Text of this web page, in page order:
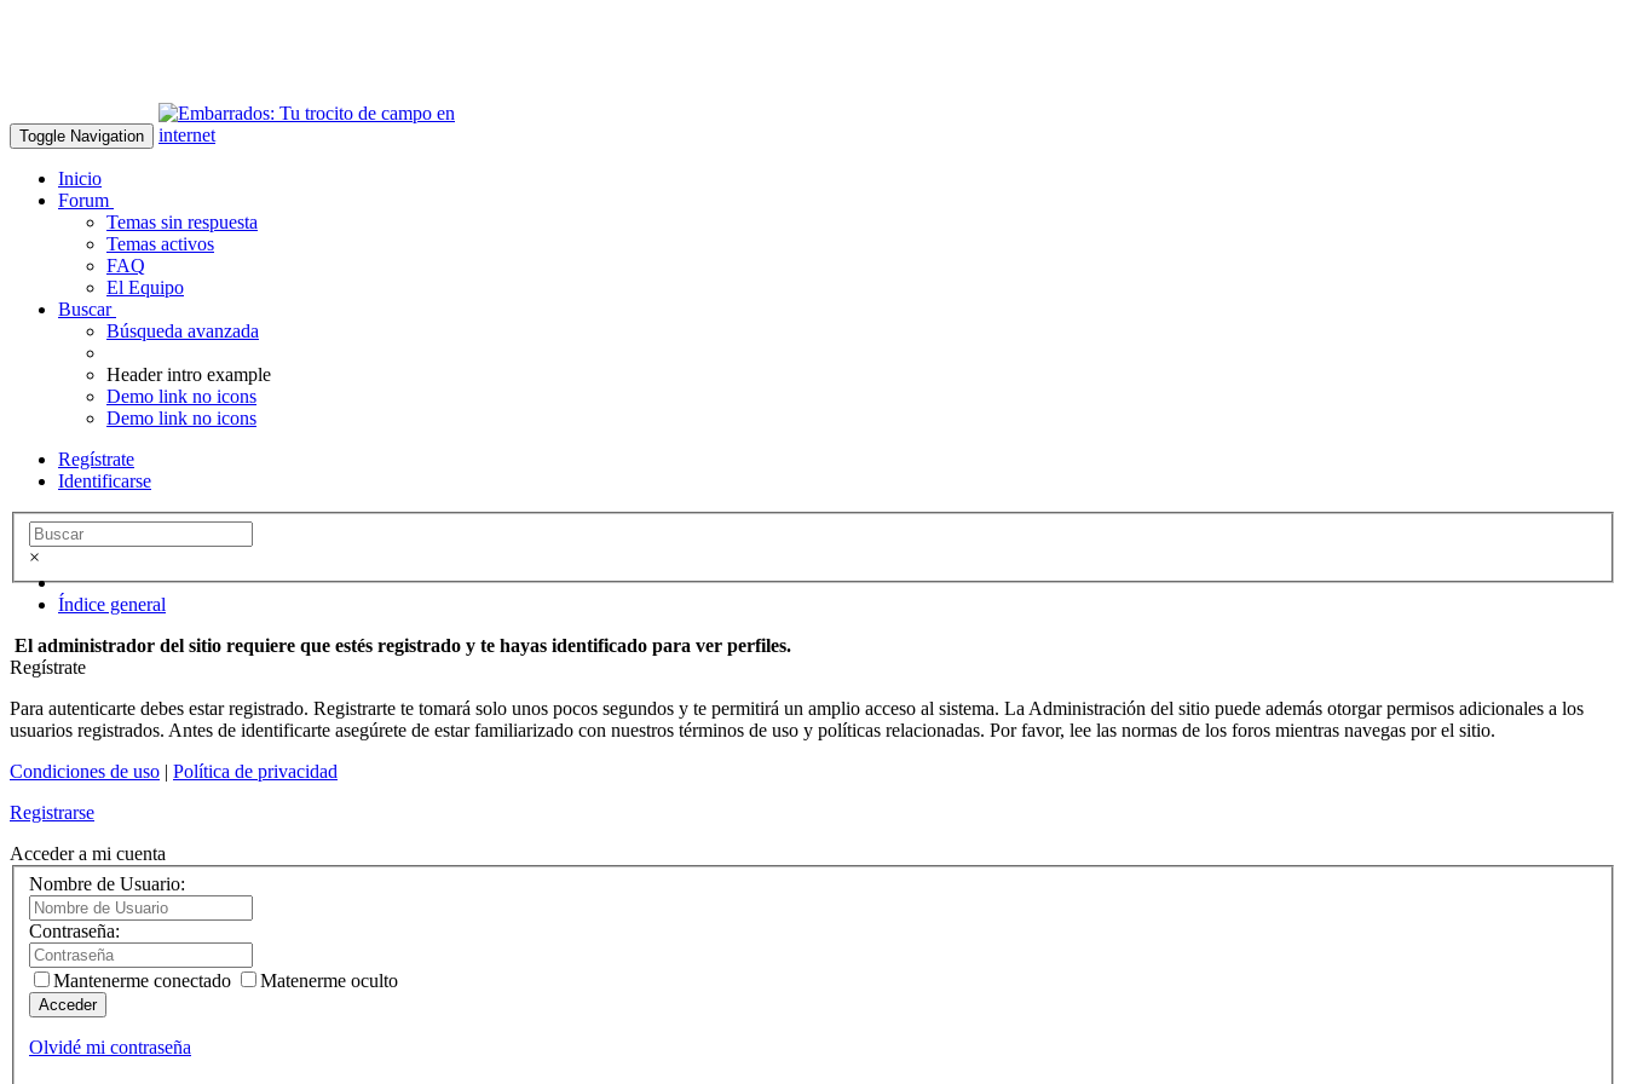
Toggle Navigation
Inicio
Forum
Temas sin respuesta
Temas activos
FAQ
El Equipo
Buscar
Búsqueda avanzada
Header intro example
Demo link no icons
Demo link no icons
Regístrate
Identificarse
×
Índice general
El administrador del sitio requiere que estés registrado y te hayas identificado para ver perfiles.
Regístrate
Para autenticarte debes estar registrado. Registrarte te tomará solo unos pocos segundos y te permitirá un amplio acceso al sistema. La Administración del sitio puede además otorgar permisos adicionales a los
usuarios registrados. Antes de identificarte asegúrete de estar familiarizado con nuestros términos de uso y políticas relacionadas. Por favor, lee las normas de los foros mientras navegas por el sitio.
Condiciones de uso | Política de privacidad
Registrarse
Acceder a mi cuenta
Nombre de Usuario:
Contraseña:
Mantenerme conectado Matenerme oculto
Acceder
Olvidé mi contraseña